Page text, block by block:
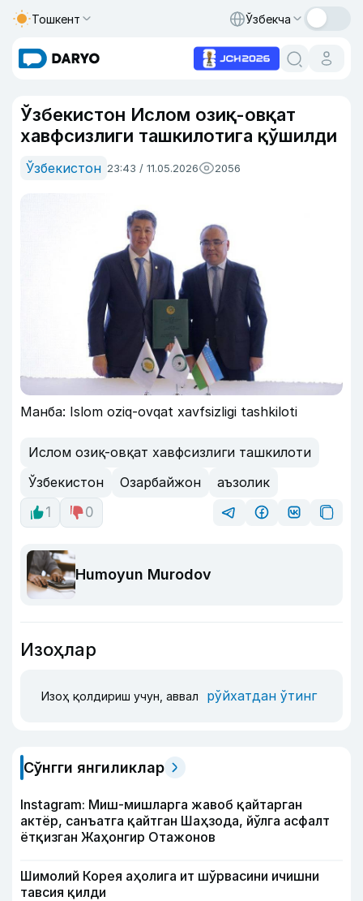
Тошкент Ўзбекча
Ўзбекистон Ислом озиқ-овқат
хавфсизлиги ташкилотига қўшилди
Ўзбекистон 23:43 / 11.05.2026 2056
Манба: Islom oziq-ovqat xavfsizligi tashkiloti
Ислом озиқ-овқат хавфсизлиги ташкилоти
Ўзбекистон
Озарбайжон
аъзолик
1
0
Humoyun Murodov
Изоҳлар
Изоҳ қолдириш учун, аввал рўйхатдан ўтинг
Сўнгги янгиликлар
Instagram: Миш-мишларга жавоб қайтарган
актёр, санъатга қайтган Шаҳзода, йўлга асфалт
ётқизган Жаҳонгир Отажонов
Шимолий Корея аҳолига ит шўрвасини ичишни
тавсия қилди